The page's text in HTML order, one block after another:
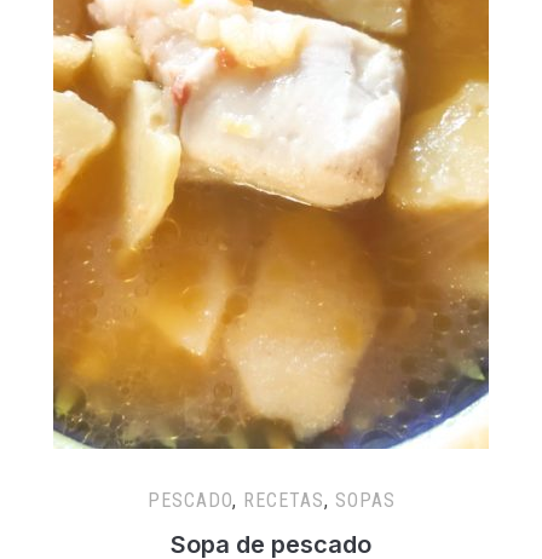
PESCADO, RECETAS, SOPAS
Sopa de pescado